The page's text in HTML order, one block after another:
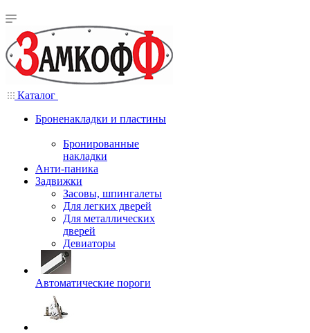
Каталог
Броненакладки и пластины
Бронированные
накладки
Анти-паника
Задвижки
Засовы, шпингалеты
Для легких дверей
Для металлических
дверей
Девиаторы
Автоматические пороги